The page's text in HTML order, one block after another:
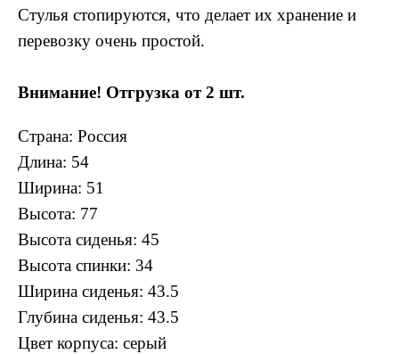
Стулья стопируются, что делает их хранение и
перевозку очень простой.
Внимание! Отгрузка от 2 шт.
Cтрана: Россия
Длина: 54
Ширина: 51
Высота: 77
Высота сиденья: 45
Высота спинки: 34
Ширина сиденья: 43.5
Глубина сиденья: 43.5
Цвет корпуса: серый